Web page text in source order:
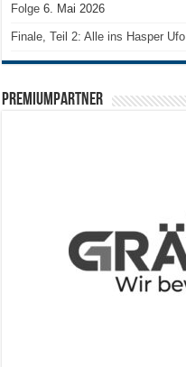
Folge 6. Mai 2026
Finale, Teil 2: Alle ins Hasper Ufo
PREMIUMPARTNER